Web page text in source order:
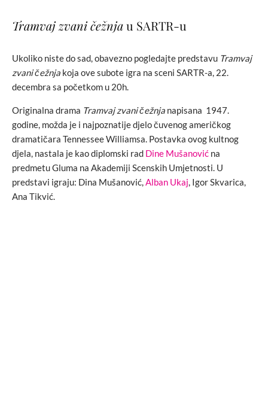
Tramvaj zvani čežnjau SARTR-u
Ukoliko niste do sad, obavezno pogledajte predstavu Tramvaj
zvani čežnja koja ove subote igra na sceni SARTR-a, 22.
decembra sa početkom u 20h.
Originalna drama Tramvaj zvani čežnja napisana 1947.
godine, možda je i najpoznatije djelo čuvenog američkog
dramatičara Tennessee Williamsa. Postavka ovog kultnog
djela, nastala je kao diplomski rad Dine Mušanović na
predmetu Gluma na Akademiji Scenskih Umjetnosti. U
predstavi igraju: Dina Mušanović,Alban Ukaj, Igor Skvarica,
Ana Tikvić.